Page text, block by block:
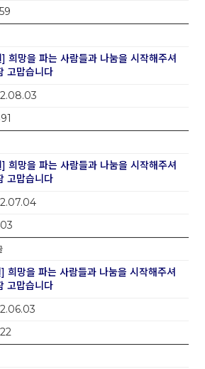
희망을 파는 사람들과 나눔을 시작해주셔
고맙습니다
희망을 파는 사람들과 나눔을 시작해주셔
고맙습니다
희망을 파는 사람들과 나눔을 시작해주셔
고맙습니다